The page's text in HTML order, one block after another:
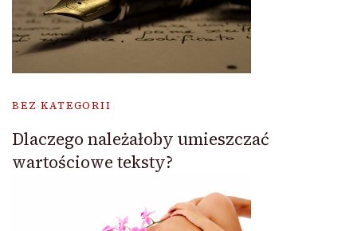
BEZ KATEGORII
Dlaczego należałoby umieszczać
wartościowe teksty?